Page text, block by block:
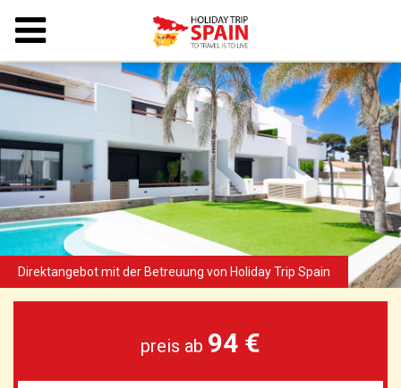
preis ab 94 €